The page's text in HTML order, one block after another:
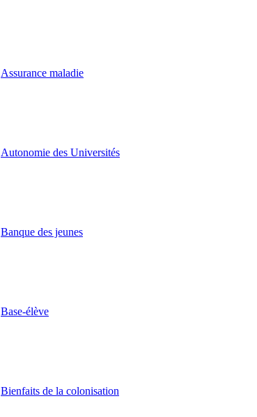
Assurance maladie
Autonomie des Universités
Banque des jeunes
Base-élève
Bienfaits de la colonisation